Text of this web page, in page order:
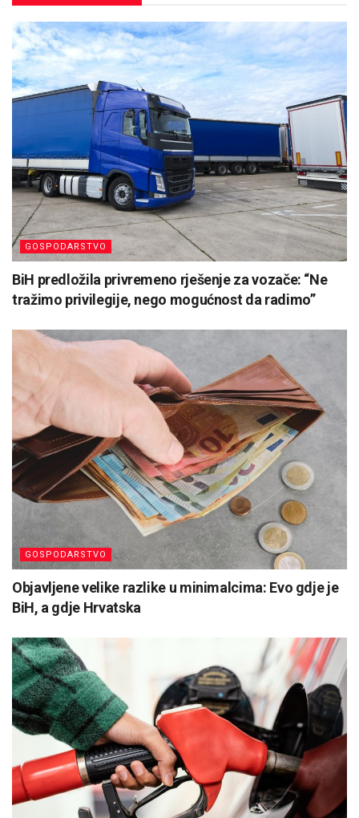
GOSPODARSTVO
BiH predložila privremeno rješenje za vozače: “Ne
tražimo privilegije, nego mogućnost da radimo”
GOSPODARSTVO
Objavljene velike razlike u minimalcima: Evo gdje je
BiH, a gdje Hrvatska